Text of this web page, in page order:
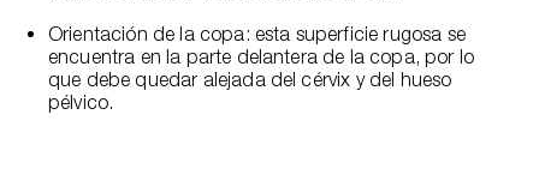
Orientación de la copa: esta superficie rugosa se
encuentra en la parte delantera de la copa, por lo
que debe quedar alejada del cérvix y del hueso
pélvico.